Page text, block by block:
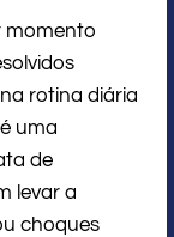
momento
rotina diária
uma
de
levar a
choques